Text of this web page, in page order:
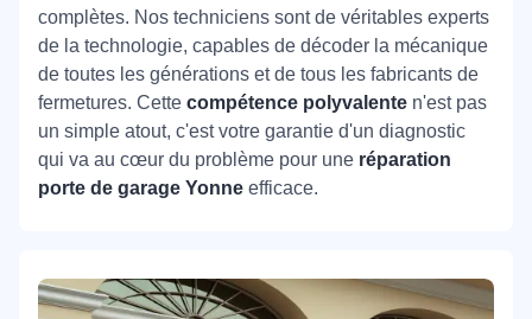
complètes. Nos techniciens sont de véritables experts
de la technologie, capables de décoder la mécanique
de toutes les générations et de tous les fabricants de
fermetures. Cette compétence polyvalente n'est pas
un simple atout, c'est votre garantie d'un diagnostic
qui va au cœur du problème pour une réparation
porte de garage Yonne efficace.